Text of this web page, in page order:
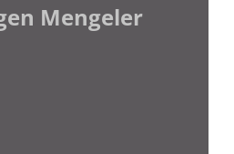
Mengeler